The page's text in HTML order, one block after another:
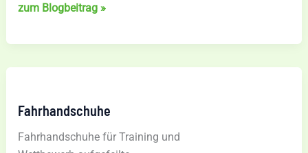
Longieren
Kappzaum,
zum Blogbeitrag »
Fahrhandschuhe
Fahrhandschuhe für Training und